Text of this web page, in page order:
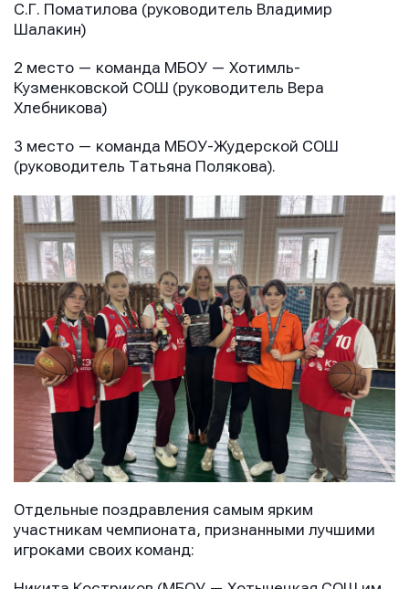
С.Г. Поматилова (руководитель Владимир
Шалакин)
2 место — команда МБОУ — Хотимль-
Кузменковской СОШ (руководитель Вера
Хлебникова)
3 место — команда МБОУ-Жудерской СОШ
(руководитель Татьяна Полякова).
Отдельные поздравления самым ярким
участникам чемпионата, признанными лучшими
игроками своих команд:
Имя
E-mail
Телефон
Имя
E-mail
Телефон
Имя
E-mail